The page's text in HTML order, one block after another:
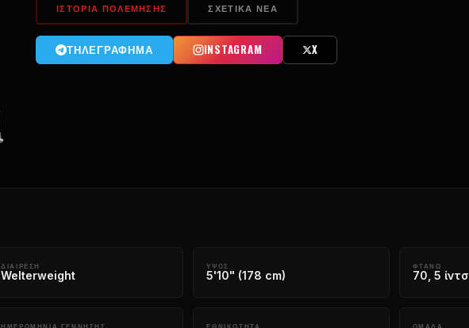
ΙΣΤΟΡΊΑ ΠΟΛΈΜΗΣΗΣ ΣΧΕΤΙΚΆ ΝΈΑ
ΤΗΛΕΓΡΆΦΗΜΑ INSTAGRAM X
ΔΙΑΊΡΕΣΗ
Welterweight
ΎΨΟΣ
5'10" (178 cm)
ΦΤΆΝΩ
70, 5
ΗΜΕΡΟΜΗΝΊΑ ΓΈΝΝΗΣΗΣ ΕΘΝΙΚΌΤΗΤΑ ΟΜΆΔΑ